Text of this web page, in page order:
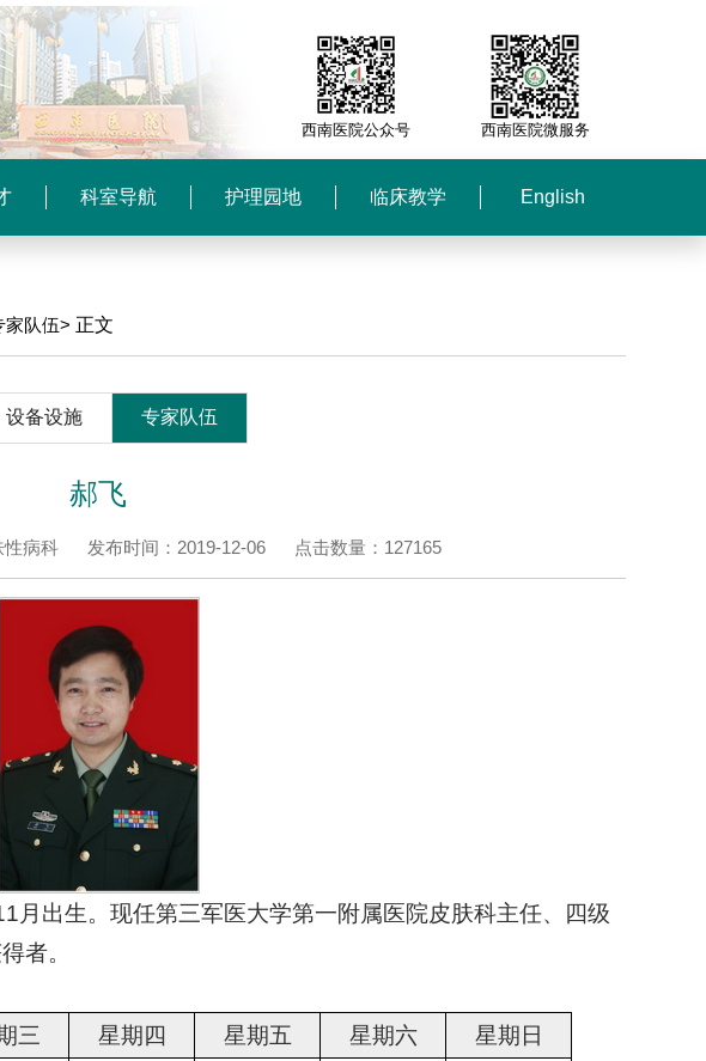
西南医院公众号 西南医院微服务
科室导航 护理园地 临床教学 English
家队伍> 正文
设备设施 专家队伍
郝飞
性病科 发布时间：2019-12-06 点击数量： 127165
月出生。现任第三军医大学第一附属医院皮肤科主任、四级
者。
三 星期四 星期五 星期六
星期日